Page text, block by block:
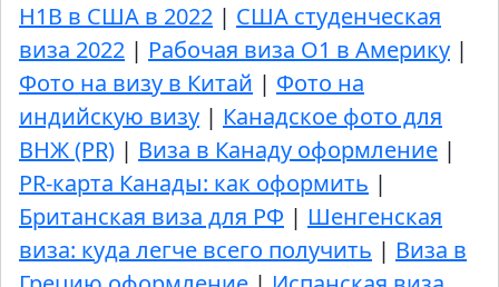
H1B в США в 2022 | США студенческая
виза 2022 | Рабочая виза О1 в Америку |
Фото на визу в Китай | Фото на
индийскую визу | Канадское фото для
ВНЖ (PR) | Виза в Канаду оформление |
PR-карта Канады: как оформить |
Британская виза для РФ | Шенгенская
виза: куда легче всего получить | Виза в